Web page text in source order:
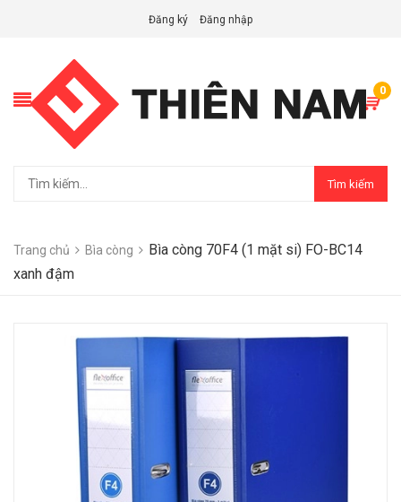
Đăng ký Đăng nhập
0
Tìm kiếm
Trang chủ Bìa còng
Bìa còng 70F4 (1 mặt si) FO-BC14
xanh đậm